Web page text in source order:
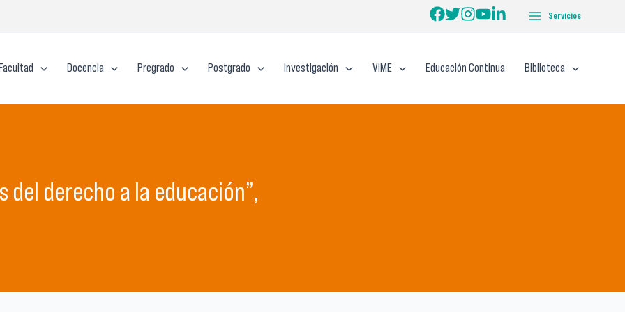
Servicios
Docencia Pregrado Postgrado Investigación VIME Educación Continua Biblioteca
del derecho a la educación”,